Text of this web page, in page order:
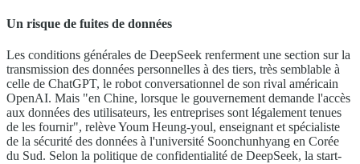
Un risque de fuites de données
Les conditions générales de DeepSeek renferment une section sur la
transmission des données personnelles à des tiers, très semblable à
celle de ChatGPT, le robot conversationnel de son rival américain
OpenAI. Mais "en Chine, lorsque le gouvernement demande l'accès
aux données des utilisateurs, les entreprises sont légalement tenues
de les fournir", relève Youm Heung-youl, enseignant et spécialiste
de la sécurité des données à l'université Soonchunhyang en Corée
du Sud. Selon la politique de confidentialité de DeepSeek, la start-